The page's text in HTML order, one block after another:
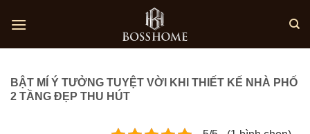
BẬT MÍ Ý TƯỞNG TUYỆT VỜI KHI THIẾT KẾ NHÀ PHỐ
2 TẦNG ĐẸP THU HÚT